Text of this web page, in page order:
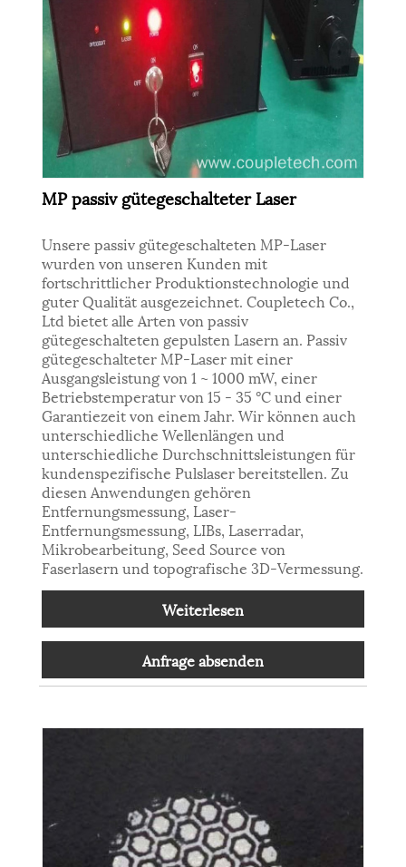
MP passiv gütegeschalteter Laser
Unsere passiv gütegeschalteten MP-Laser
wurden von unseren Kunden mit
fortschrittlicher Produktionstechnologie und
guter Qualität ausgezeichnet. Coupletech Co.,
Ltd bietet alle Arten von passiv
gütegeschalteten gepulsten Lasern an. Passiv
gütegeschalteter MP-Laser mit einer
Ausgangsleistung von 1 ~ 1000 mW, einer
Betriebstemperatur von 15 - 35 °C und einer
Garantiezeit von einem Jahr. Wir können auch
unterschiedliche Wellenlängen und
unterschiedliche Durchschnittsleistungen für
kundenspezifische Pulslaser bereitstellen. Zu
diesen Anwendungen gehören
Entfernungsmessung, Laser-
Entfernungsmessung, LIBs, Laserradar,
Mikrobearbeitung, Seed Source von
Faserlasern und topografische 3D-Vermessung.
Weiterlesen
Anfrage absenden